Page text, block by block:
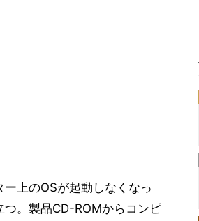
上のOSが起動しなくなっ
。製品CD-ROMからコンピ